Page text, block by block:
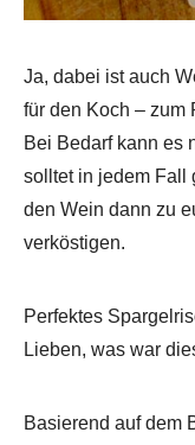
Ja, dabei ist auch
für den Koch – zum
Bei Bedarf kann es
solltet in jedem Fall
den Wein dann zu
verköstigen.
Perfektes
Lieben, was war
Basierend auf dem